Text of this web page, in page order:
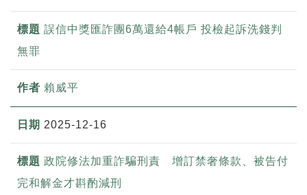
誤信中獎匯詐團6萬還給4帳戶 投檢起訴洗錢判
無罪
賴威平
2025-12-16
政院修法加重詐騙刑責 增訂禁奢條款、被告付
完和解金才斟酌減刑